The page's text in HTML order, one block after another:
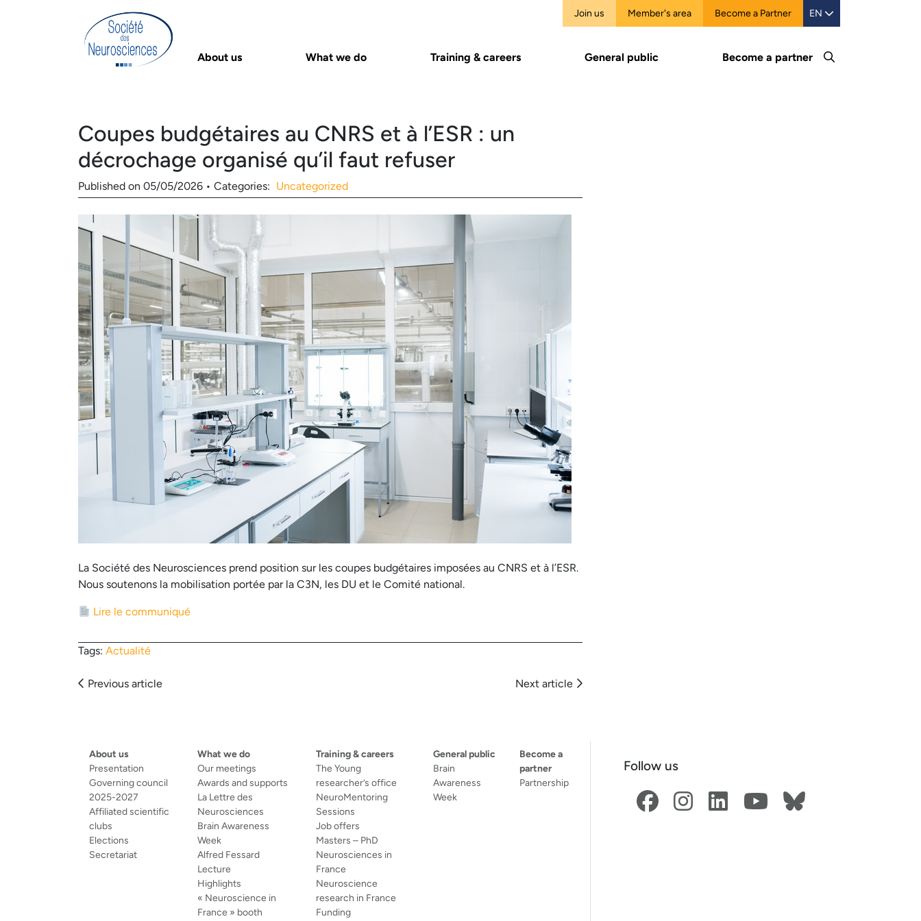
Join us Member's area Become a Partner EN
About us What we do Training & careers General public Become a partner
Coupes budgétaires au CNRS et à l’ESR : un
décrochage organisé qu’il faut refuser
Published on 05/05/2026 • Categories: Uncategorized
La Société des Neurosciences prend position sur les coupes budgétaires imposées au CNRS et à l’ESR.
Nous soutenons la mobilisation portée par la C3N, les DU et le Comité national.
Lire le communiqué
Tags: Actualité
Articles
Previous article Next article
About us
Presentation
Governing council
2025-2027
Affiliated scientific
clubs
Elections
Secretariat
What we do
Our meetings
Awards and supports
La Lettre des
Neurosciences
Brain Awareness
Week
Alfred Fessard
Lecture
Highlights
« Neuroscience in
France » booth
Training & careers
The Young
researcher’s office
NeuroMentoring
Sessions
Job offers
Masters – PhD
Neurosciences in
France
Neuroscience
research in France
Funding
General public
Brain
Awareness
Week
Become a
partner
Partnership
Follow us